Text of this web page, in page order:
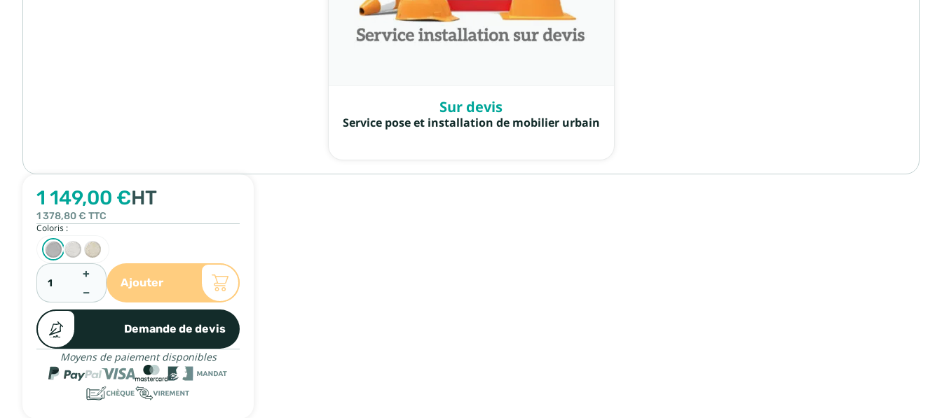
1 149,00 €HT
1 378,80 € TTC
Coloris :
+
−
Ajouter
Demande de devis
Moyens de paiement disponibles
Sur devis
Service pose et installation de mobilier urbain